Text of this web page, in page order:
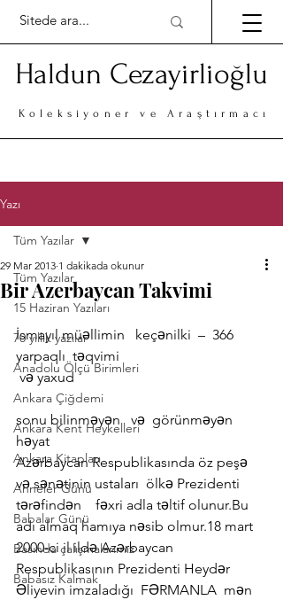
Haldun Cezayirlioğlu
Koleksiyoner ve Araştırmacı
Yazı
Tüm Yazılar
15 Haziran Yazıları
70 yıllık yazılar
Anadolu Ölçü Birimleri
Ankara Çiğdemi
Ankara Kent Heykelleri
Ankara Kitapları
Anneler Günü
Babalar Günü
Basında çalışmalarımız
Babasız Kalmak
Tüm Yazılar
Bir Azerbaycan Takvimi
29 Mar 2013 1 dakikada okunur
İsmayıl müəllimin   keçənilki  –  366
yarpaqlı  təqvimi
və yaxud
sonu bilinməyən   və  görünməyən
həyat
Azərbaycan Respublikasında öz peşə
və sənətinin ustaları  ölkə Prezidenti
tərəfindən    fəxri adla təltif olunur.Bu
adı almaq hamıya nəsib olmur.18 mart
2000-ci il ildə Azərbaycan
Respublikasının Prezidenti Heydər
Əliyevin imzaladığı  FƏRMANLA  mən